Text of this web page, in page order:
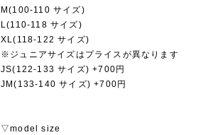
M(100-110 サイズ)
L(110-118 サイズ)
XL(118-122 サイズ)
※ジュニアサイズはプライスが異なります
JS(122-133 サイズ) +700円
JM(133-140 サイズ) +700円
▽model size